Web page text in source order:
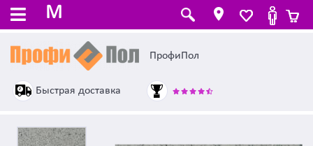
M
ПрофиПол
Быстрая доставка